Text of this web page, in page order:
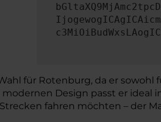
für Rotenburg, da er
Design passt er
fahren möchten – der